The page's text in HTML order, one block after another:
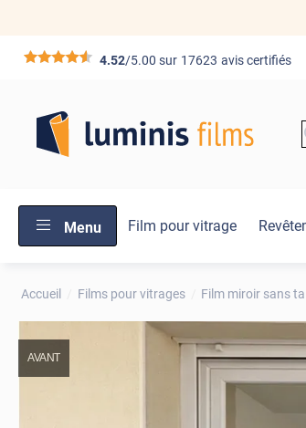
*****4.52/5.00 sur 17623 avis certifiés
Menu Film pour vitrage
Accueil Films pour vitrages Film miroir sans
AVANT